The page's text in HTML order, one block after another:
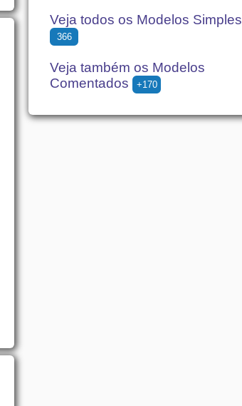
Veja todos os Modelos Simples
366
Veja também os Modelos
Comentados
+170